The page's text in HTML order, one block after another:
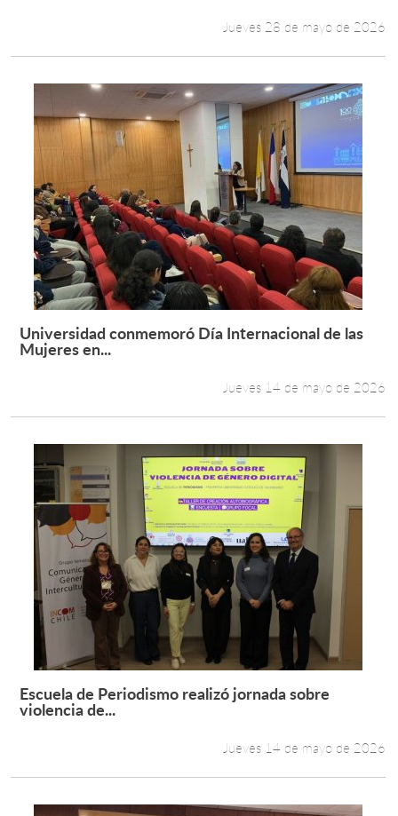
Jueves 28 de mayo de 2026
Leer más +
Universidad conmemoró Día Internacional de las
Mujeres en...
Jueves 14 de mayo de 2026
Leer más +
Escuela de Periodismo realizó jornada sobre
violencia de...
Jueves 14 de mayo de 2026